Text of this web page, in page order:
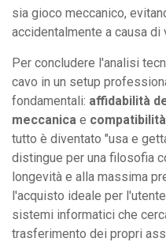
sia gioco meccanico,
accidentalmente a causa di
Per concludere l'analisi
cavo in un setup
fondamentali: affidabilità
meccanica e
tutto è diventato "usa e
distingue per una filosofia
longevità e alla massima
l'acquisto ideale per
sistemi informatici che
trasferimento dei propri